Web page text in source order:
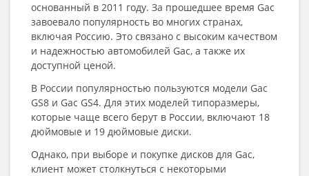
основанный в 2011 году. За прошедшее время Gac
завоевало популярность во многих странах,
включая Россию. Это связано с высоким качеством
и надежностью автомобилей Gac, а также их
доступной ценой.
В России популярностью пользуются модели Gac
GS8 и Gac GS4. Для этих моделей типоразмеры,
которые чаще всего берут в России, включают 18
дюймовые и 19 дюймовые диски.
Однако, при выборе и покупке дисков для Gac,
клиент может столкнуться с некоторыми